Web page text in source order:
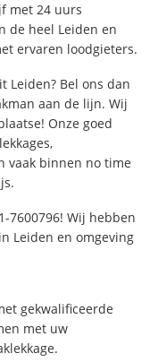
met 24 uurs
de heel Leiden en
ervaren loodgieters.
Leiden? Bel ons dan
aan de lijn. Wij
Onze goed
vaak binnen no time
7600796! Wij hebben
Leiden en omgeving
gekwalificeerde
met uw